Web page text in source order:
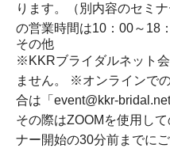
ります。（別内容のセミ
の営業時間は10：00～18
その他
※KKRブライダルネット
ません。 ※オンラインで
合は「event@kkr-
その際はZOOMを使用し
ナー開始の30分前までに